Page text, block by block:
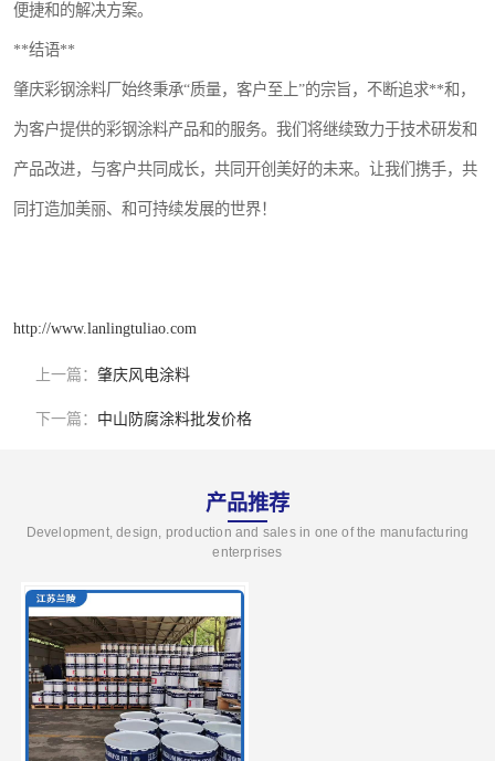
便捷和的解决方案。
**结语**
肇庆彩钢涂料厂始终秉承“质量，客户至上”的宗旨，不断追求**和，
为客户提供的彩钢涂料产品和的服务。我们将继续致力于技术研发和
产品改进，与客户共同成长，共同开创美好的未来。让我们携手，共
同打造加美丽、和可持续发展的世界！
http://www.lanlingtuliao.com
上一篇： 肇庆风电涂料
下一篇： 中山防腐涂料批发价格
产品推荐
Development, design, production and sales in one of the manufacturing
enterprises